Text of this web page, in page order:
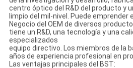
centro óptico del R&D del producto y
limpio del mil-nivel. Puede emprender
Negocio del OEM de diversos
tiene un R&D, una tecnología y una
especializados
equipo directivo. Los miembros de la
años de experiencia profesional en
Las ventajas principales del BST: